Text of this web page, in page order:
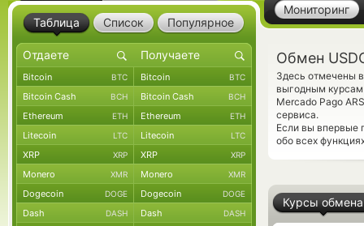
Мониторинг
Обмен
Здесь отмечены
выгодным
Mercado Pago
сервиса.
Если вы впервые
обо всех
Курсы обмена
Таблица Список Популярное
Bitcoin BTC Bitcoin BTC
Bitcoin Cash BCH Bitcoin Cash BCH
Ethereum ETH Ethereum ETH
Litecoin LTC Litecoin LTC
XRP XRP XRP XRP
Monero XMR Monero XMR
Dogecoin DOGE Dogecoin DOGE
Dash DASH Dash DASH